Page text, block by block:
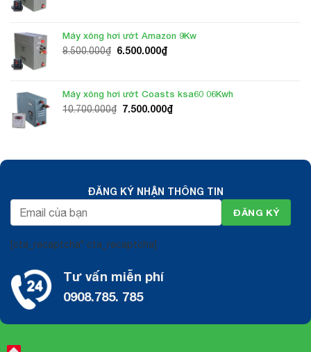
4.500.000₫.
Máy xông hơi ướt Amazon 9Kw
8.500.000₫ Giá
6.500.000₫Giá
6.500.000₫.
Máy xông hơi ướt Coasts ksa60 06Kwh
10.700.000₫ Giá
7.500.000₫Giá
7.500.000₫.
ĐĂNG KÝ NHẬN THÔNG TIN
[cta_recaptcha* cta_recaptcha]
Tư vấn miễn phí
0908.785. 785